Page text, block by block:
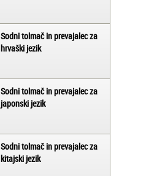
Sodni tolmač in prevajalec za
hrvaški jezik
Sodni tolmač in prevajalec za
japonski jezik
Sodni tolmač in prevajalec za
kitajski jezik